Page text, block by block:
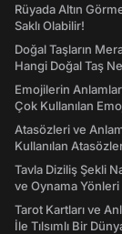
Rüyada Altın
Saklı Olabilir!
Doğal Taşların
Hangi Doğal Taş
Emojilerin
Çok Kullanılan
Atasözleri ve
Kullanılan
Tavla Diziliş Şekli
ve Oynama Yönleri
Tarot Kartları ve
İle Tılsımlı Bir